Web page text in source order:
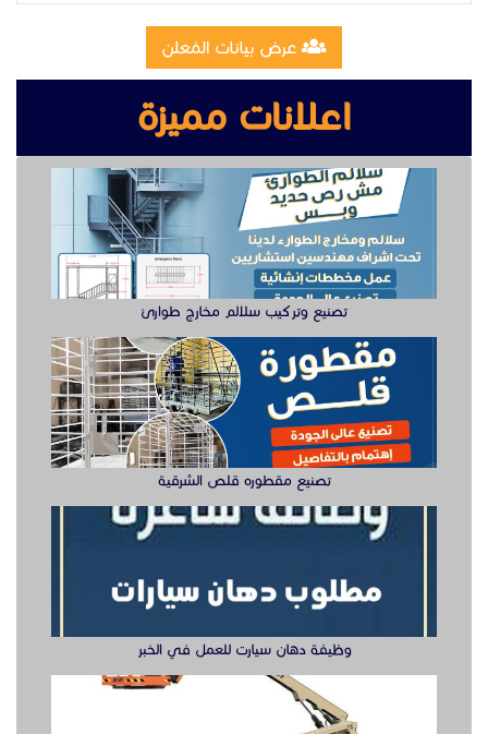
تصنيع وتركيب سلالم مخارج طوارئ
تصنيع مقطوره قلص الشرقية
وظيفة دهان سيارت للعمل في الخبر
تصنيع صناديق وهياكل سيارات الشرقية